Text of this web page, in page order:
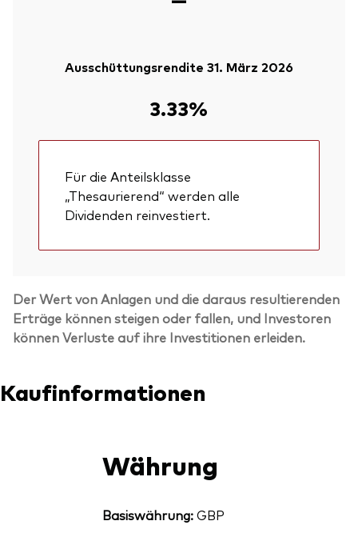
Ausschüttungsrendite 31. März 2026
3.33%
Für die Anteilsklasse
„Thesaurierend“ werden alle
Dividenden reinvestiert.
Der Wert von Anlagen und die daraus resultierenden
Erträge können steigen oder fallen, und Investoren
können Verluste auf ihre Investitionen erleiden.
Kaufinformationen
Währung
Basiswährung:GBP